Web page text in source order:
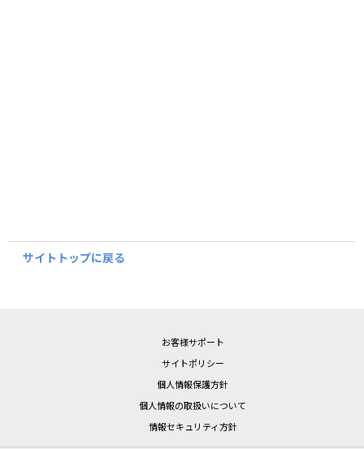
サイトトップに戻る
お客様サポート
サイトポリシー
個人情報保護方針
個人情報の取扱いについて
情報セキュリティ方針